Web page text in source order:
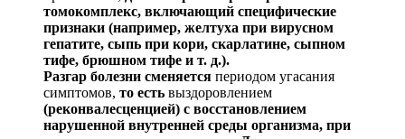
томокомплекс, включающий специфические
признаки (например, желтуха при вирусном
гепатите, сыпь при кори, скарлатине, сыпном
тифе, брюшном тифе и т. д.).
Разгар болезни сменяется периодом угасания
симптомов, то есть выздоровлением
(реконвалесценцией) с восстановлением
нарушенной внутренней среды организма, при